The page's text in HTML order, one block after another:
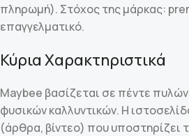
πληρωμή). Στόχος της μάρκας:
επαγγελματικό.
Κύρια Χαρακτηριστικά
Maybee βασίζεται σε πέντε
φυσικών καλλυντικών. Η
(άρθρα, βίντεο) που υποστηρίζει